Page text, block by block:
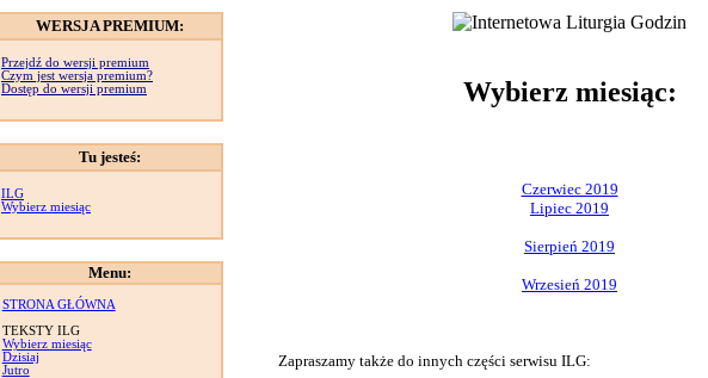
WERSJA PREMIUM:
Przejdź do wersji premium
Czym jest wersja premium?
Dostęp do wersji premium
Tu jesteś:
ILG
Wybierz miesiąc
Menu:
STRONA GŁÓWNA
TEKSTY ILG
Wybierz miesiąc
Dzisiaj
Jutro
Wybierz miesiąc:
Czerwiec 2019
Lipiec 2019
Sierpień 2019
Wrzesień 2019
Zapraszamy także do innych części serwisu ILG: